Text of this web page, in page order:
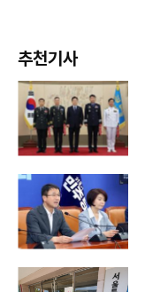
추천기사